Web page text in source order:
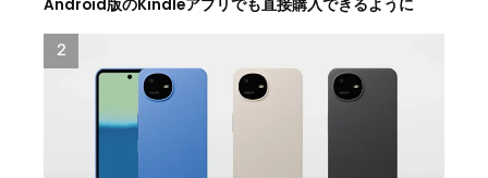
Android版のKindleアプリでも直接購入できるように